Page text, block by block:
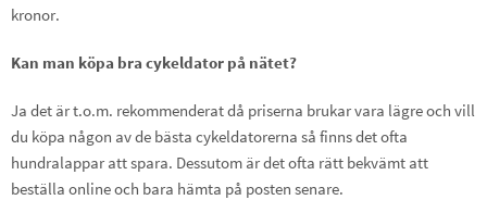
kronor.
Kan man köpa bra cykeldator på nätet?
Ja det är t.o.m. rekommenderat då priserna brukar vara lägre och vill
du köpa någon av de bästa cykeldatorerna så finns det ofta
hundralappar att spara. Dessutom är det ofta rätt bekvämt att
beställa online och bara hämta på posten senare.